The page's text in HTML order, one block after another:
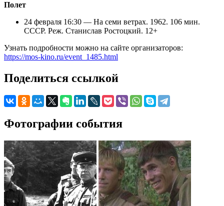
Полет
24 февраля 16:30 — На семи ветрах. 1962. 106 мин.
СССР. Реж. Станислав Ростоцкий. 12+
Узнать подробности можно на сайте организаторов:
https://mos-kino.ru/event_1485.html
Поделиться ссылкой
Фотографии события